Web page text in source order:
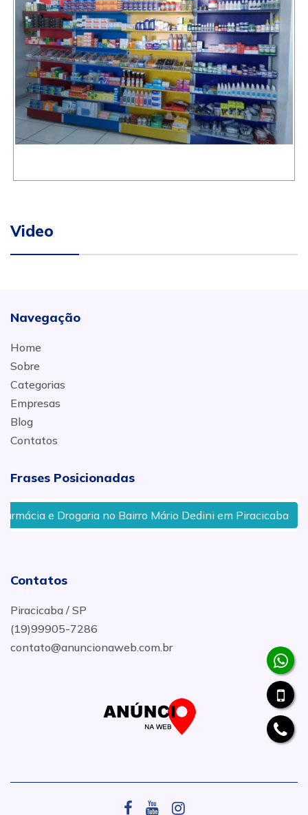
Video
Navegação
Home
Sobre
Categorias
Empresas
Blog
Contatos
Frases Posicionadas
e Drogaria no Bairro Mário Dedini em Piracicaba
Contatos
Piracicaba / SP
(19)99905-7286
contato@anuncionaweb.com.br